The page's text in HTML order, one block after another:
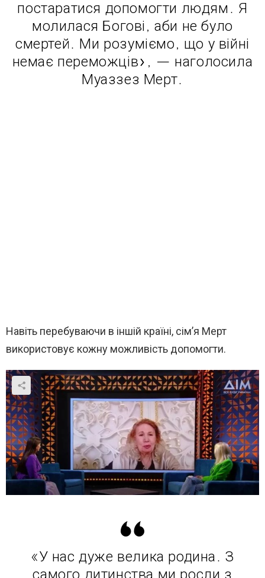
постаратися допомогти людям. Я
молилася Богові, аби не було
смертей. Ми розуміємо, що у війні
немає переможців», — наголосила
Муаззез Мерт.
Навіть перебуваючи в іншій країні, сім’я Мерт
використовує кожну можливість допомогти.
«У нас дуже велика родина. З
самого дитинства ми росли з